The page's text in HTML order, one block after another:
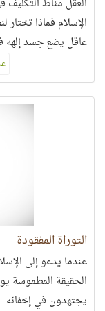
العقل مناط
الإسلام فماذا
عاقل يضع جسد إلهه
التوراة المفقودة
عندما يدعو إلى
الحقيقة المطموسة
يجتهدون في إخفائه..